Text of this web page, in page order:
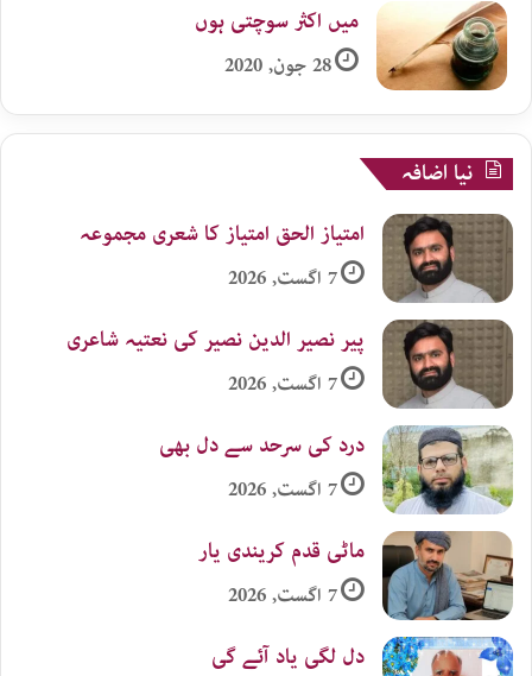
میں اکثر سوچتی ہوں
28 جون, 2020
نیا اضافہ
امتیاز الحق امتیاز کا شعری مجموعہ
7 اگست, 2026
پیر نصیر الدین نصیر کی نعتیہ شاعری
7 اگست, 2026
درد کی سرحد سے دل بھی
7 اگست, 2026
ماٹی قدم کریندی یار
7 اگست, 2026
دل لگی یاد آئے گی